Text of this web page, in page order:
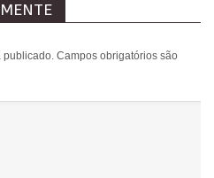
publicado. Campos obrigatórios são